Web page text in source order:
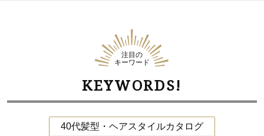
注目の
キーワード
KEYWORDS!
40代髪型・ヘアスタイルカタログ